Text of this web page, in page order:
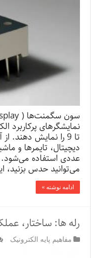
تا 9 را نمایش
دیچیتال، تایمرها و
عددی استفاده می‌شود.
می‌توانید حدس بزنید،
ادامه نوشته »
رله ها: ساختار،
مفاهیم پایه الکترونیک